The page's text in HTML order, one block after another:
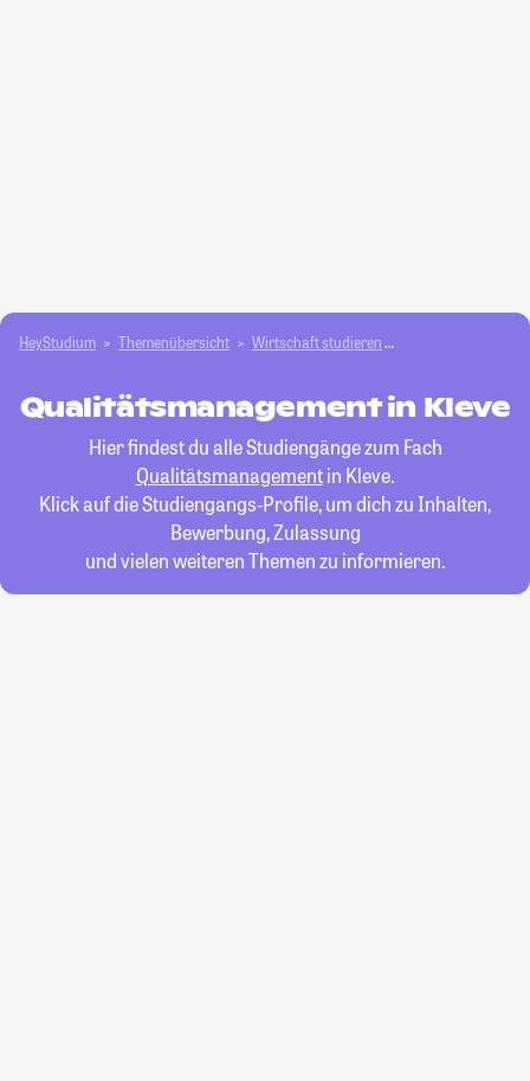
HeyStudium Themenübersicht Wirtschaft studieren
Qualitätsmanagement in Kleve
Hier findest du alle Studiengänge zum Fach
Qualitätsmanagementin Kleve.
Klick auf die Studiengangs-Profile, um dich zu Inhalten,
Bewerbung, Zulassung
und vielen weiteren Themen zu informieren.